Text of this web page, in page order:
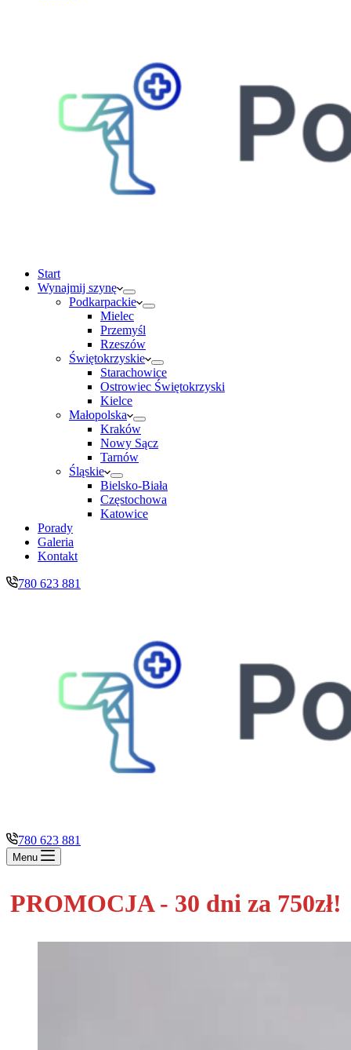
Start
Wynajmij szynę
Podkarpackie
Mielec
Przemyśl
Rzeszów
Świętokrzyskie
Starachowice
Ostrowiec Świętokrzyski
Kielce
Małopolska
Kraków
Nowy Sącz
Tarnów
Śląskie
Bielsko-Biała
Częstochowa
Katowice
Porady
Galeria
Kontakt
780 623 881
780 623 881
Menu
PROMOCJA - 30 dni za 750zł!